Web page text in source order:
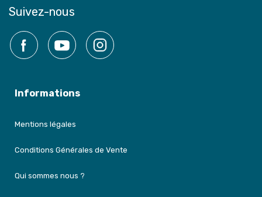
Suivez-nous
Facebook YouTube
Informations
Mentions légales
Conditions Générales de Vente
Qui sommes nous ?